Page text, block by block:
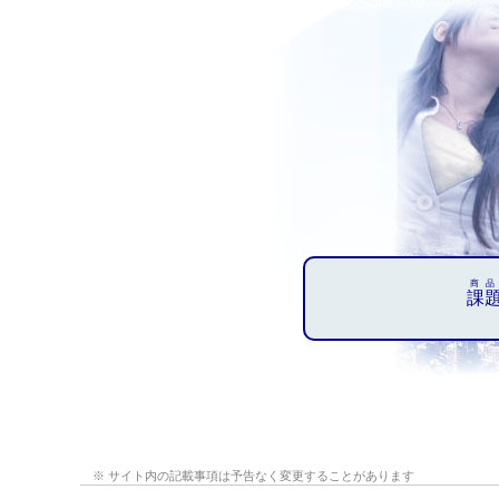
課
商
※ サイト内の記載事項は予告なく変更することがあります